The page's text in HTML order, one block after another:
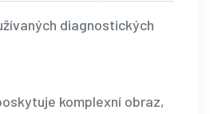
diagnostických
komplexní obraz,